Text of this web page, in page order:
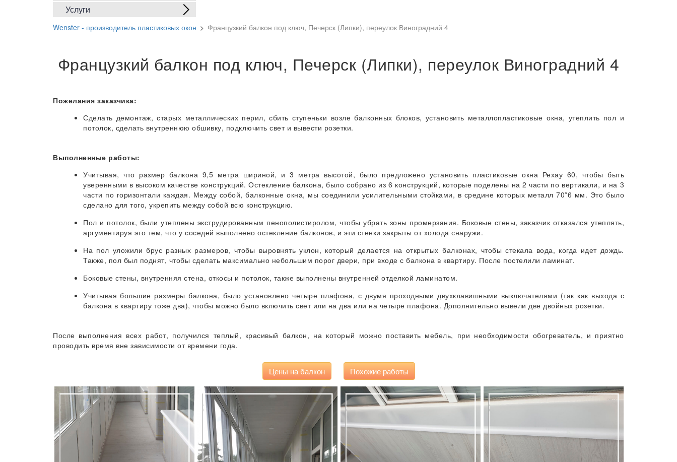
Услуги
Wenster - производитель пластиковых окон > Французкий балкон под ключ, Печерск (Липки), переулок Виноградний 4
Французкий балкон под ключ, Печерск (Липки), переулок Виноградний 4
Пожелания заказчика:
Сделать демонтаж, старых металлических перил, сбить ступеньки возле балконных блоков, установить металлопластиковые окна, утеплить пол и
потолок, сделать внутреннюю обшивку, подключить свет и вывести розетки.
Выполненные работы:
Учитывая, что размер балкона 9,5 метра шириной, и 3 метра высотой, было предложено установить пластиковые окна Рехау 60, чтобы быть
уверенными в высоком качестве конструкций. Остекление балкона, было собрано из 6 конструкций, которые поделены на 2 части по вертикали, и на 3
части по горизонтали каждая. Между собой, балконные окна, мы соединили усилительными стойками, в средине которых металл 70*6 мм. Это было
сделано для того, укрепить между собой всю конструкцию.
Пол и потолок, были утеплены экструдированным пенополистиролом, чтобы убрать зоны промерзания. Боковые стены, заказчик отказался утеплять,
аргументируя это тем, что у соседей выполнено остекление балконов, и эти стенки закрыты от холода снаружи.
На пол уложили брус разных размеров, чтобы выровнять уклон, который делается на открытых балконах, чтобы стекала вода, когда идет дождь.
Также, пол был поднят, чтобы сделать максимально небольшим порог двери, при входе с балкона в квартиру. После постелили ламинат.
Боковые стены, внутренняя стена, откосы и потолок, также выполнены внутренней отделкой ламинатом.
Учитывая большие размеры балкона, было установлено четыре плафона, с двумя проходными двухклавишными выключателями (так как выхода с
балкона в квартиру тоже два), чтобы можно было включить свет или на два или на четыре плафона. Дополнительно вывели две двойных розетки.
После выполнения всех работ, получился теплый, красивый балкон, на который можно поставить мебель, при необходимости обогреватель, и приятно
проводить время вне зависимости от времени года.
Цены на балкон Похожие работы